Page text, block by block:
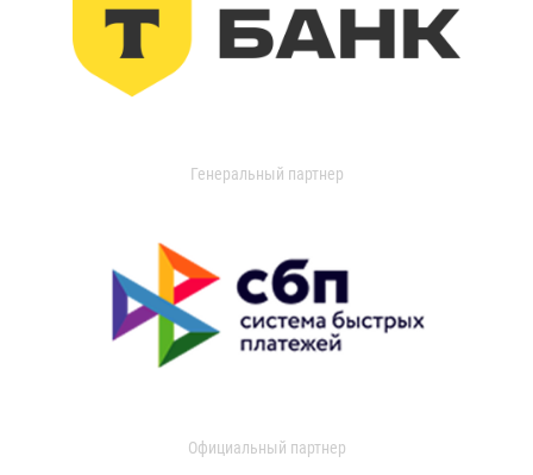
Генеральный партнер
Официальный партнер